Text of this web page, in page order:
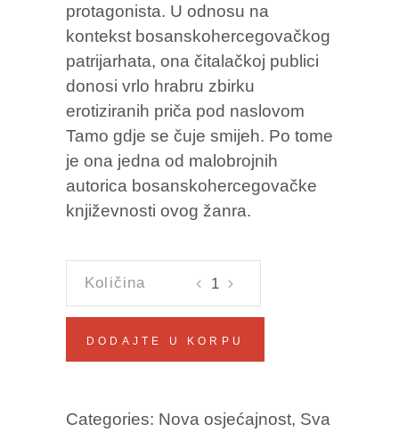
protagonista. U odnosu na
kontekst bosanskohercegovačkog
patrijarhata, ona čitalačkoj publici
donosi vrlo hrabru zbirku
erotiziranih priča pod naslovom
Tamo gdje se čuje smijeh. Po tome
je ona jedna od malobrojnih
autorica bosanskohercegovačke
književnosti ovog žanra.
SE
ČUJE
Porobić
DODAJTE U KORPU
Categories: Nova osjećajnost, Sva